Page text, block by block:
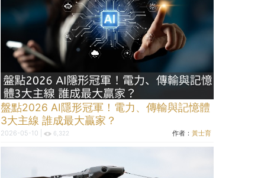
盤點2026 AI隱形冠軍！電力、傳輸與記憶體
3大主線 誰成最大贏家？
2026-05-10 | 6,322 作者：黃士育